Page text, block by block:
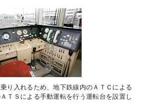
り入れるため、地下鉄線内のＡＴＣによる
ＴＳによる手動運転を行う運転台を設置し